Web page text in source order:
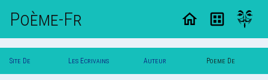
Poème-Fr
Site De Les Ecrivains Auteur Poeme De